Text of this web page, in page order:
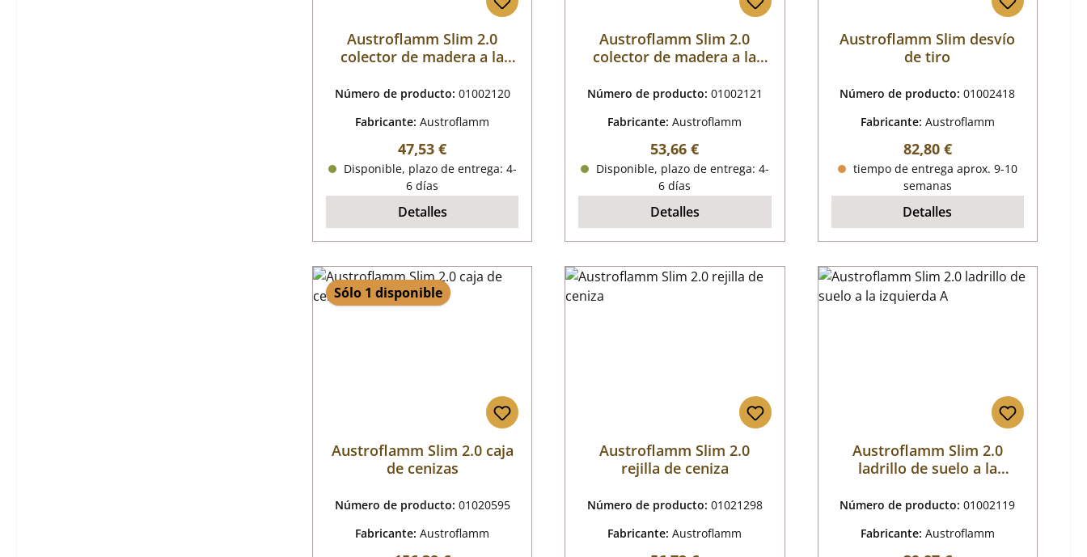
Austroflamm Slim 2.0
colector de madera a la
Número de producto: 01002120
Fabricante:Austroflamm
Precio normal:
47,53 €
Disponible, plazo de entrega: 4-
6 días
Detalles
Austroflamm Slim 2.0
colector de madera a la
Número de producto: 01002121
Fabricante:Austroflamm
Precio normal:
53,66 €
Disponible, plazo de entrega: 4-
6 días
Detalles
Austroflamm Slim desvío
de tiro
Número de producto:01002418
Fabricante: Austroflamm
Precio normal:
82,80 €
tiempo de entrega aprox. 9-10
semanas
Detalles
Sólo 1 disponible
Austroflamm Slim 2.0 caja
de cenizas
Número de producto: 01020595
Fabricante:Austroflamm
Austroflamm Slim 2.0
rejilla de ceniza
Número de producto: 01021298
Fabricante:Austroflamm
Austroflamm Slim 2.0
ladrillo de suelo a la
Número de producto:01002119
Fabricante: Austroflamm